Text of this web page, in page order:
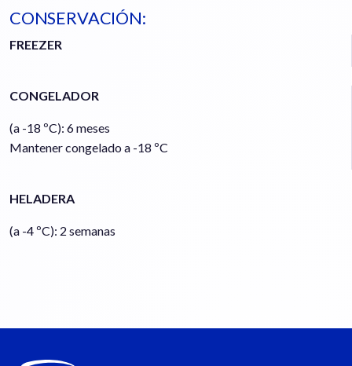
CONSERVACIÓN:
FREEZER
CONGELADOR
(a -18 ºC): 6 meses
Mantener congelado a -18 ºC
HELADERA
(a -4 ºC): 2 semanas